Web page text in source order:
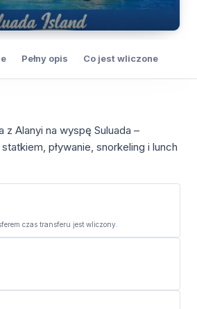
Pełny opis Co jest wliczone
Alanyi na wyspę Suluada –
pływanie, snorkeling i lunch
czas transferu jest wliczony.